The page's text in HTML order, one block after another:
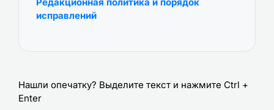
исправлений
Нашли опечатку? Выделите текст и нажмите Ctrl +
Enter